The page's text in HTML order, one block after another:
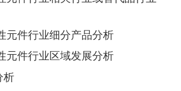
元件行业细分产品分析
元件行业区域发展分析
析